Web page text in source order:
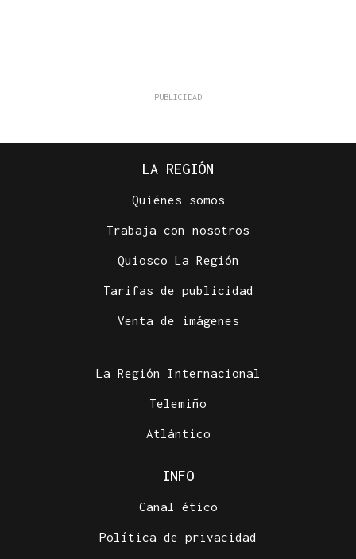
LA REGIÓN
Quiénes somos
Trabaja con nosotros
Quiosco La Región
Tarifas de publicidad
Venta de imágenes
La Región Internacional
Telemiño
Atlántico
INFO
Canal ético
Política de privacidad